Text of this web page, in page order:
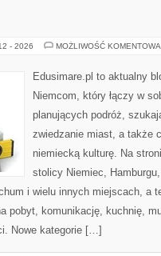
- 2026 MOŻLIWOŚĆ
Edusimare.pl to aktualny
Niemcom, który łączy w
planujących podróż,
zwiedzanie miast, a także
niemiecką kulturę. Na
stolicy Niemiec,
i wielu innych miejscach, a
pobyt, komunikację, kuchnię,
Nowe kategorie […]